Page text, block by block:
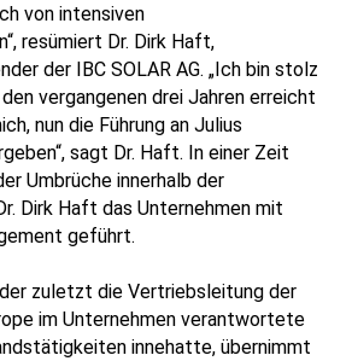
von intensiven
resümiert Dr. Dirk Haft,
der IBC SOLAR AG. „Ich bin stolz
vergangenen drei Jahren erreicht
nun die Führung an Julius
sagt Dr. Haft. In einer Zeit
Umbrüche innerhalb der
Dirk Haft das Unternehmen mit
geführt.
zuletzt die Vertriebsleitung der
im Unternehmen verantwortete
innehatte, übernimmt